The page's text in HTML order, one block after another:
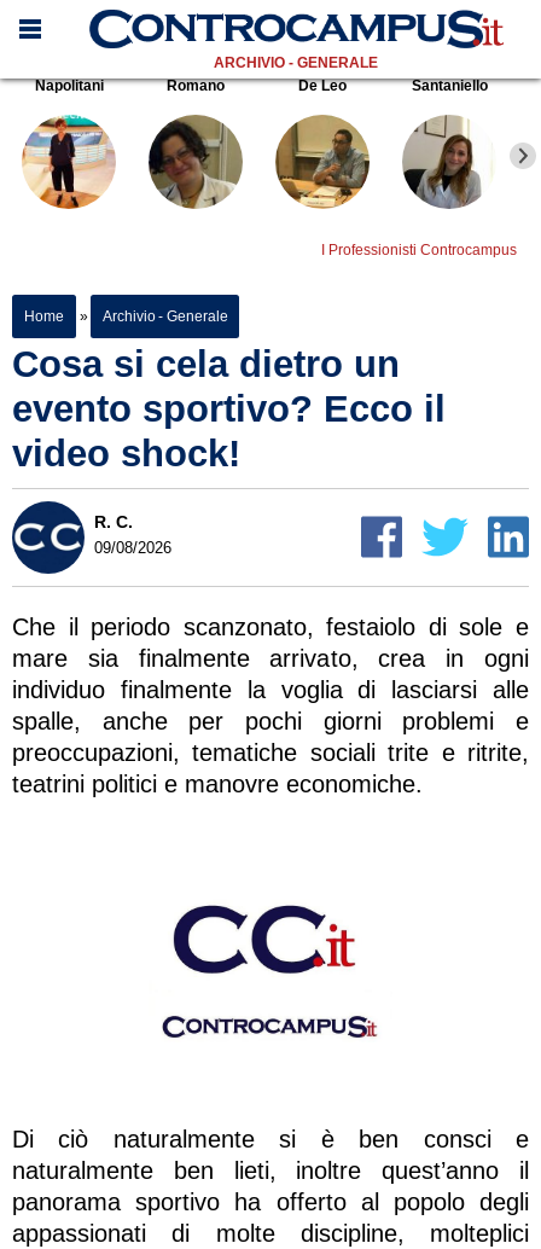
ARCHIVIO - GENERALE
Napolitani
Romano De Leo Santaniello
I Professionisti Controcampus
Home » Archivio - Generale
Cosa si cela dietro un
evento sportivo? Ecco il
video shock!
R. C.
09/08/2026
Che il periodo scanzonato, festaiolo di sole e
mare sia finalmente arrivato, crea in ogni
individuo finalmente la voglia di lasciarsi alle
spalle, anche per pochi giorni problemi e
preoccupazioni, tematiche sociali trite e ritrite,
teatrini politici e manovre economiche.
Di ciò naturalmente si è ben consci e
naturalmente ben lieti, inoltre quest’anno il
panorama sportivo ha offerto al popolo degli
appassionati di molte discipline, molteplici